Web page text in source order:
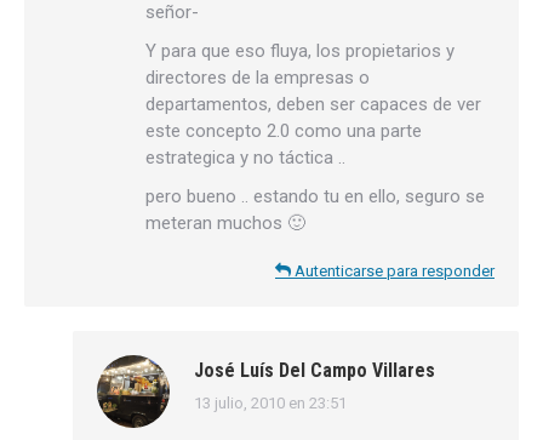
señor-
Y para que eso fluya, los propietarios y
directores de la empresas o
departamentos, deben ser capaces de ver
este concepto 2.0 como una parte
estrategica y no táctica ..
pero bueno .. estando tu en ello, seguro se
meteran muchos 🙂
Autenticarse para responder
José Luís Del Campo Villares
dice:
13 julio, 2010 en 23:51